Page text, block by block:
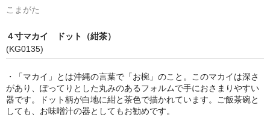
こまがた
４寸マカイ ドット（紺茶）
(KG0135)
・「マカイ」とは沖縄の言葉で「お椀」のこと。このマカイは深さ
があり、ぽってりとした丸みのあるフォルムで手におさまりやすい
器です。ドット柄が白地に紺と茶色で描かれています。ご飯茶碗と
しても、お味噌汁の器としてもお勧めです。